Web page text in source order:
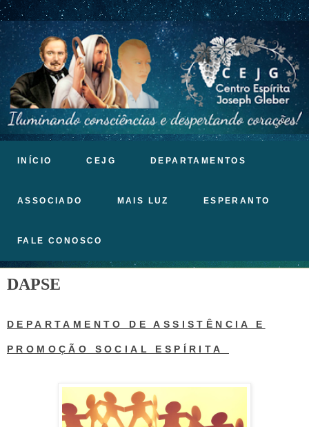
INÍCIO CEJG DEPARTAMENTOS
ASSOCIADO MAIS LUZ ESPERANTO
FALE CONOSCO
DAPSE
DEPARTAMENTO DE ASSISTÊNCIA E
PROMOÇÃO SOCIAL ESPÍRITA